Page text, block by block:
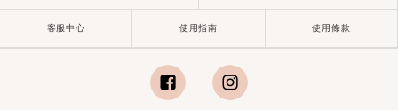
客服中心 使用指南 使用條款